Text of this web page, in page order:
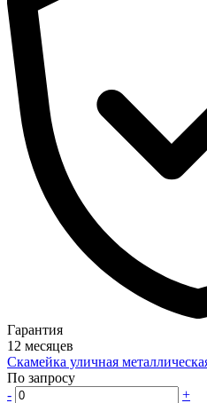
Гарантия
12 месяцев
Скамейка уличная
По запросу
-
+